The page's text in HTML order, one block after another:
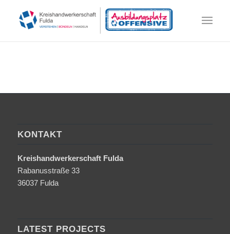
KONTAKT
Kreishandwerkerschaft Fulda
Rabanusstraße 33
36037 Fulda
LATEST PROJECTS